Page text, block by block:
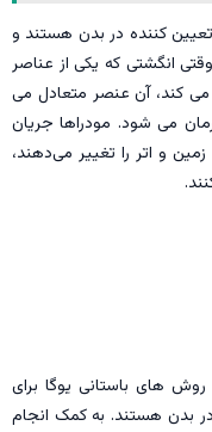
کننده در بدن هستند و
انگشتی که یکی از عناصر
کند، آن عنصر متعادل می
می شود. مودراها جریان
و اتر را تغییر می‌دهند،
روش های باستانی یوگا برای
در بدن هستند. به کمک انجام